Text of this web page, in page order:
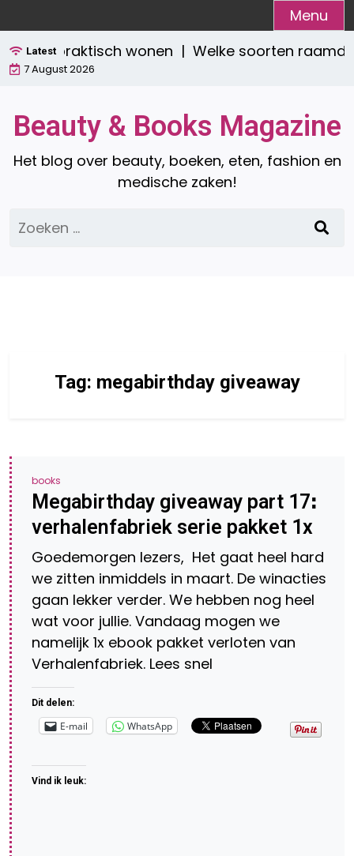
naar
de
inhoud
Menu
Latest
én praktisch wonen |Welke soorten
7 August 2026
Beauty & Books Magazine
Het blog over beauty, boeken, eten, fashion en
medische zaken!
Zoeken
naar:
Tag: megabirthday giveaway
books
Megabirthday giveaway part 17ꓽ
verhalenfabriek serie pakket 1x
Goedemorgen lezers, Het gaat heel hard
we zitten inmiddels in maart. De winacties
gaan lekker verder. We hebben nog heel
wat voor jullie. Vandaag mogen we
namelijk 1x ebook pakket verloten van
Verhalenfabriek. Lees snel
Dit delen:
E-mail WhatsApp
Vind ik leuk: